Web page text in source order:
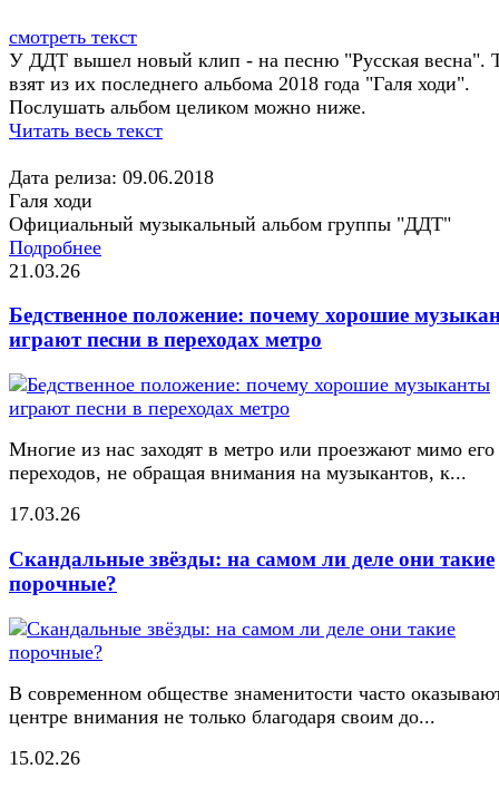
смотреть текст
У ДДТ вышел новый клип - на песню "Русская весна".
взят из их последнего альбома 2018 года "Галя ходи".
Послушать альбом целиком можно ниже.
Читать весь текст
Дата релиза: 09.06.2018
Галя ходи
Официальный музыкальный альбом группы "ДДТ"
Подробнее
21.03.26
Бедственное положение: почему хорошие
играют песни в переходах метро
Многие из нас заходят в метро или проезжают мимо его
переходов, не обращая внимания на музыкантов, к...
17.03.26
Скандальные звёзды: на самом ли деле они такие
порочные?
В современном обществе знаменитости часто
центре внимания не только благодаря своим до...
15.02.26